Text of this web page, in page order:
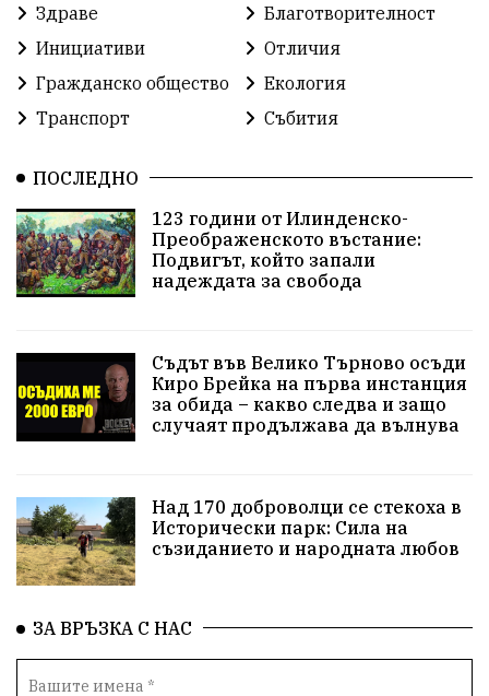
Здраве
Благотворителност
Инициативи
Отличия
Гражданско общество
Екология
Транспорт
Събития
ПОСЛЕДНО
123 години от Илинденско-
Преображенското въстание:
Подвигът, който запали
надеждата за свобода
Съдът във Велико Търново осъди
Киро Брейка на първа инстанция
за обида – какво следва и защо
случаят продължава да вълнува
Над 170 доброволци се стекоха в
Исторически парк: Сила на
съзиданието и народната любов
ЗА ВРЪЗКА С НАС